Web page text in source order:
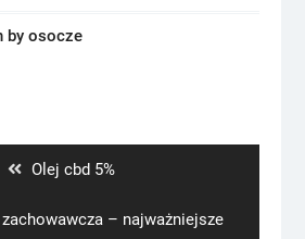
by osocze
Previous
Olej cbd 5%
– najważniejsze